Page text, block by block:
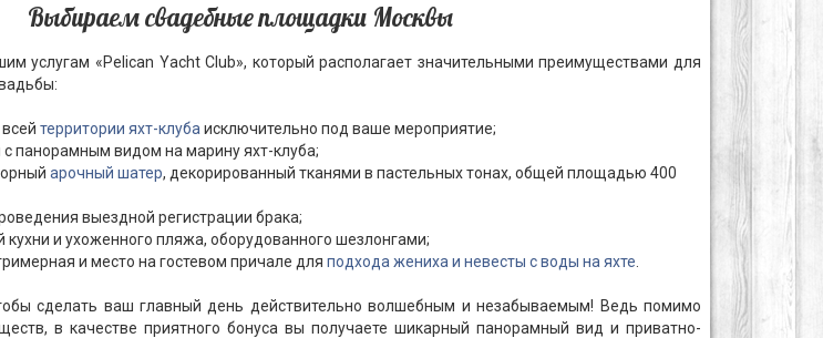
Выбираем свадебные площадки Москвы
услугам «Pelican Yacht Club», который располагает значительными преимуществами для
территории яхт-клуба исключительно под ваше мероприятие;
с панорамным видом на марину яхт-клуба;
арочный шатер, декорированный тканями в пастельных тонах, общей площадью 400
выездной регистрации брака;
кухни и ухоженного пляжа, оборудованного шезлонгами;
и место на гостевом причале для подхода жениха и невесты с воды на яхте
сделать ваш главный день действительно волшебным и незабываемым! Ведь помимо
в качестве приятного бонуса вы получаете шикарный панорамный вид и приватно-